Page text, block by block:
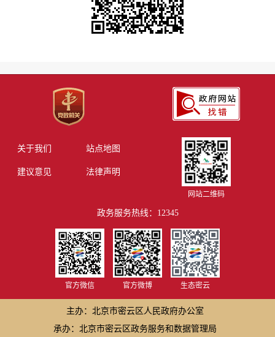
关于我们 站点地图
建议意见 法律声明
网站二维码
政务服务热线：12345
官方微信 官方微博 生态密云
主办：北京市密云区人民政府办公室
承办：北京市密云区政务服务和数据管理局